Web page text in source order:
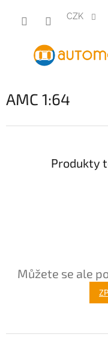
obsah
CZK
AMC 1:64
Produkty
Můžete se ale